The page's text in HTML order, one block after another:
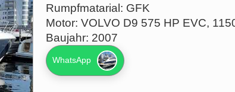
Rumpfmatarial: GFK
Motor: VOLVO D9 575 HP EVC,
Baujahr: 2007
WhatsApp